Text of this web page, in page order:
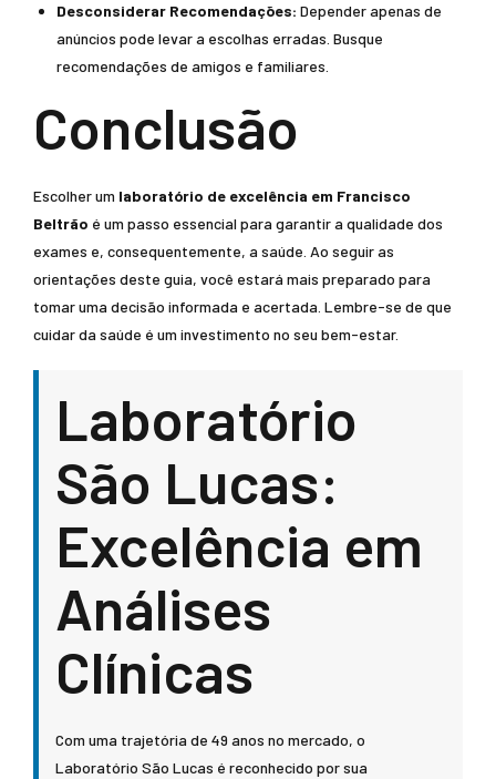
Desconsiderar Recomendações: Depender apenas de
anúncios pode levar a escolhas erradas. Busque
recomendações de amigos e familiares.
Conclusão
Escolher um laboratório de excelência em Francisco
Beltrão é um passo essencial para garantir a qualidade dos
exames e, consequentemente, a saúde. Ao seguir as
orientações deste guia, você estará mais preparado para
tomar uma decisão informada e acertada. Lembre-se de que
cuidar da saúde é um investimento no seu bem-estar.
Laboratório
São Lucas:
Excelência em
Análises
Clínicas
Com uma trajetória de 49 anos no mercado, o
Laboratório São Lucas é reconhecido por sua